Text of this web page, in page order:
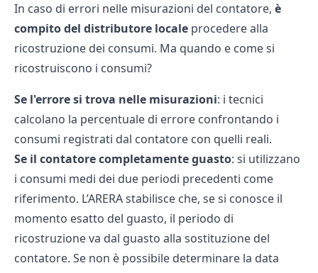
In caso di errori nelle misurazioni del contatore, è
compito del distributore locale procedere alla
ricostruzione dei consumi. Ma quando e come si
ricostruiscono i consumi?
Se l'errore si trova nelle misurazioni: i tecnici
calcolano la percentuale di errore confrontando i
consumi registrati dal contatore con quelli reali.
Se il contatore completamente guasto: si utilizzano
i consumi medi dei due periodi precedenti come
riferimento. L’ARERA stabilisce che, se si conosce il
momento esatto del guasto, il periodo di
ricostruzione va dal guasto alla sostituzione del
contatore. Se non è possibile determinare la data